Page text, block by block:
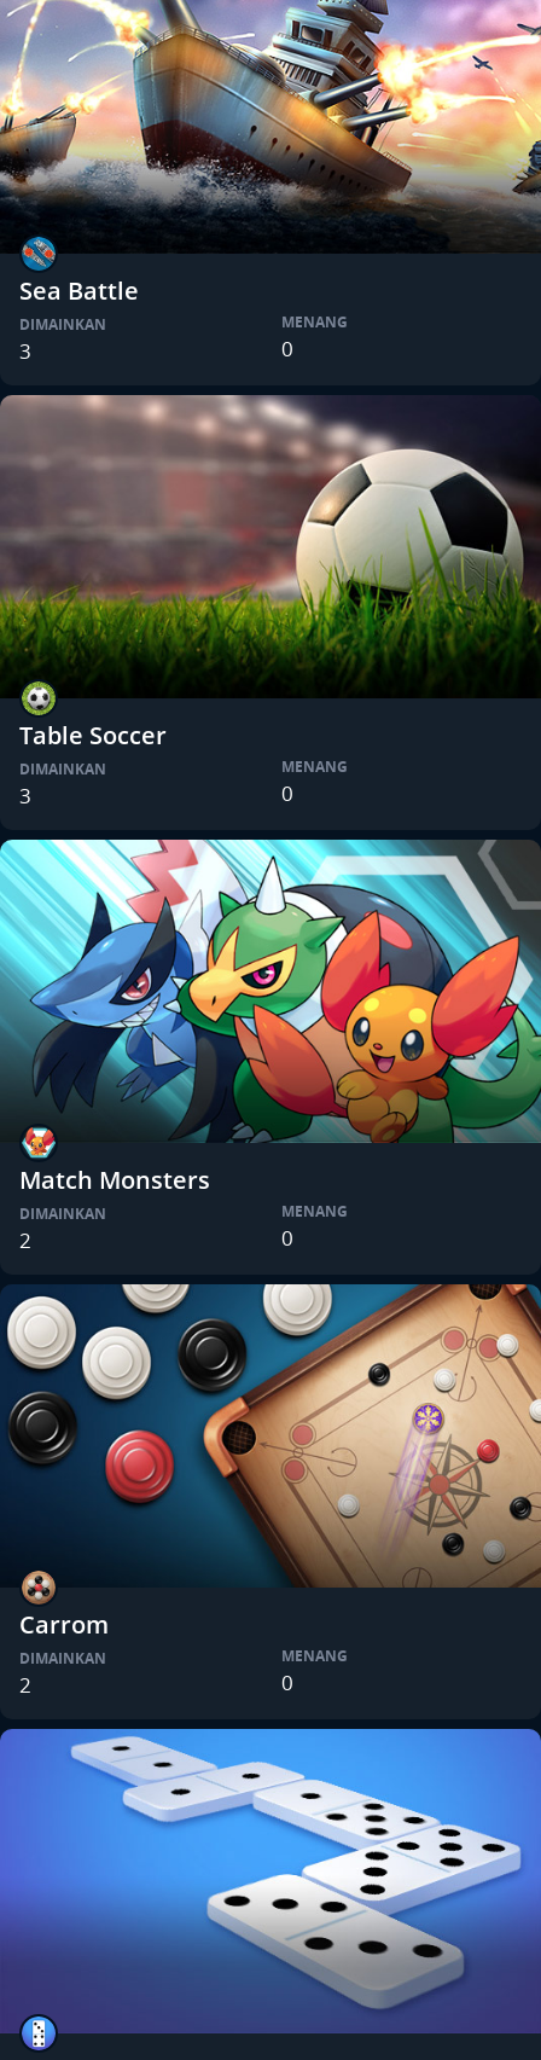
Sea Battle
DIMAINKAN
3
MENANG
0
Table Soccer
DIMAINKAN
3
MENANG
0
Match Monsters
DIMAINKAN
2
MENANG
0
Carrom
DIMAINKAN
2
MENANG
0